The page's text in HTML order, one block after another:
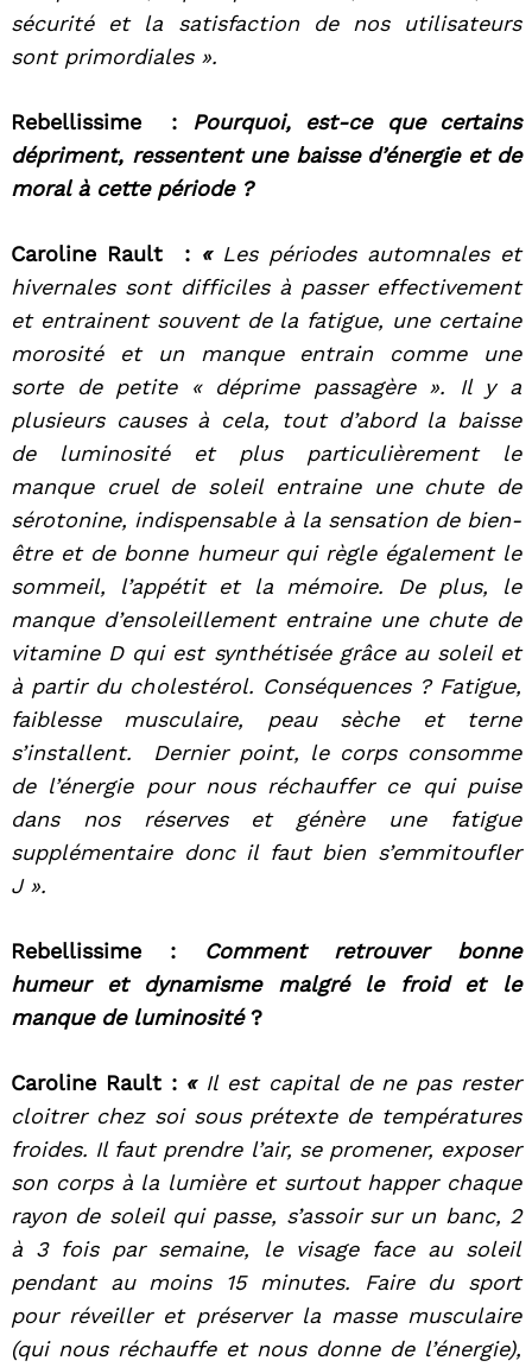
sécurité et la satisfaction de nos utilisateurs
sont primordiales ».
Rebellissime :
Pourquoi, est-ce que certains
dépriment, ressentent une baisse d’énergie et de
moral à cette période ?
Caroline Rault : « Les périodes automnales et
hivernales sont difficiles à passer effectivement
et entrainent souvent de la fatigue, une certaine
morosité et un manque entrain comme une
sorte de petite « déprime passagère ». Il y a
plusieurs causes à cela, tout d’abord la baisse
de luminosité et plus particulièrement le
manque cruel de soleil entraine une chute de
sérotonine, indispensable à la sensation de bien-
être et de bonne humeur qui règle également le
sommeil, l’appétit et la mémoire. De plus, le
manque d’ensoleillement entraine une chute de
vitamine D qui est synthétisée grâce au soleil et
à partir du cholestérol. Conséquences ? Fatigue,
faiblesse musculaire, peau sèche et terne
s’installent. Dernier point, le corps consomme
de l’énergie pour nous réchauffer ce qui puise
dans nos réserves et génère une fatigue
supplémentaire donc il faut bien s’emmitoufler
J ».
Rebellissime :
Comment retrouver bonne
humeur et dynamisme malgré le froid et le
manque de luminosité?
Caroline Rault : « Il est capital de ne pas rester
cloitrer chez soi sous prétexte de températures
froides. Il faut prendre l’air, se promener, exposer
son corps à la lumière et surtout happer chaque
rayon de soleil qui passe, s’assoir sur un banc, 2
à 3 fois par semaine, le visage face au soleil
pendant au moins 15 minutes. Faire du sport
pour réveiller et préserver la masse musculaire
(qui nous réchauffe et nous donne de l’énergie),